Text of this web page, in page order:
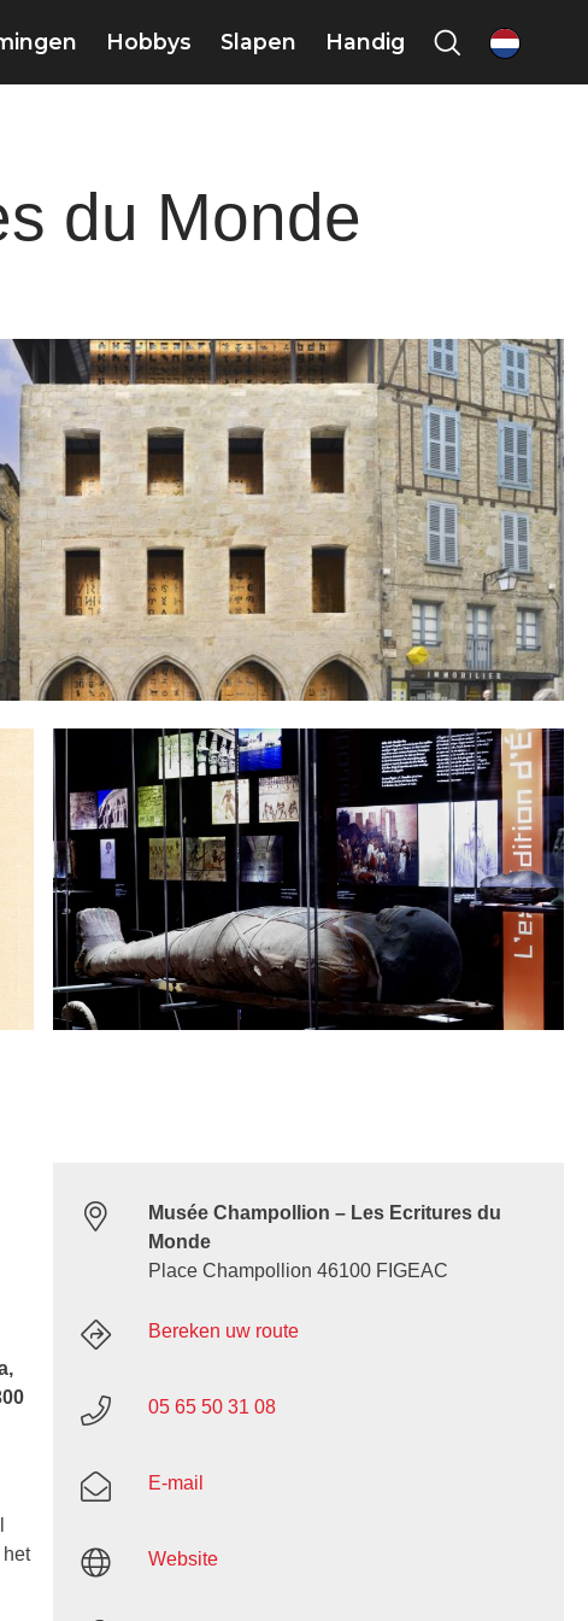
Hobbys Slapen Handig nl
du Monde
Musée Champollion – Les Ecritures du
Monde
Place Champollion 46100 FIGEAC
Bereken uw route
05 65 50 31 08
E-mail
Website